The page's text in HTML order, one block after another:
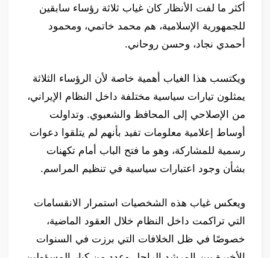
أكثر ما لفت الأنظار كان غياب ثلاثة رؤساء سابقين
للجمهورية الإسلامية، هم محمد خاتمي، ومحمود
أحمدي نجاد، وحسن روحاني.
ويكتسب هذا الغياب أهمية خاصة لأن الرؤساء الثلاثة
يمثلون تيارات سياسية مختلفة داخل النظام الإيراني،
من الإصلاحي إلى المحافظ والشعبوي. وتداولت
أوساط إعلامية معلومات تفيد بأنهم لم يتلقوا دعوات
رسمية للمشاركة، وهو ما فتح الباب أمام تكهنات
بشأن وجود اعتبارات سياسية في تنظيم المراسم.
ويعكس غياب هذه الشخصيات استمرار الانقسامات
التي تراكمت داخل النظام خلال العقود الماضية،
خصوصًا في ظل الخلافات التي برزت في السنوات